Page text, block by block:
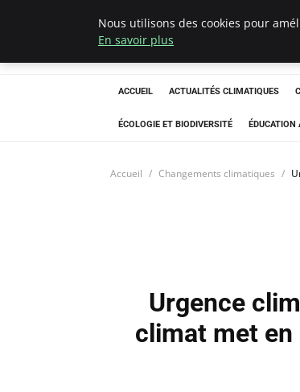
ACCUEIL ACTUALITÉS CLIMATIQUES
ÉCOLOGIE ET BIODIVERSITÉ ÉDUCATION
Accueil Changements climatiques
Urgence
climat met en
Nous utilisons des cookies pour
En savoir plus